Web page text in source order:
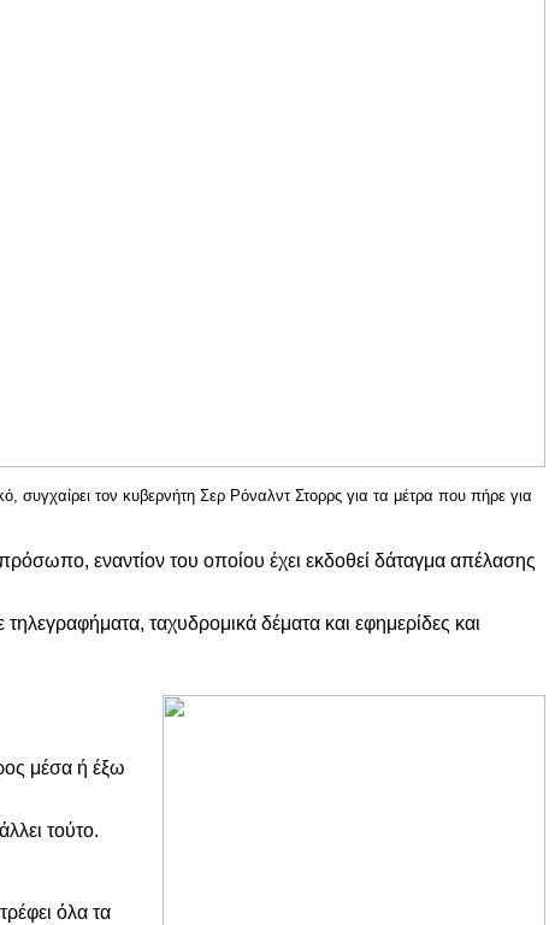
συγχαίρει τον κυβερνήτη Σερ Ρόναλντ Στορρς για τα μέτρα που πήρε για
εναντίον του οποίου έχει εκδοθεί δάταγμα απέλασης
ταχυδρομικά δέματα και εφημερίδες και
μέσα ή έξω
τούτο.
όλα τα